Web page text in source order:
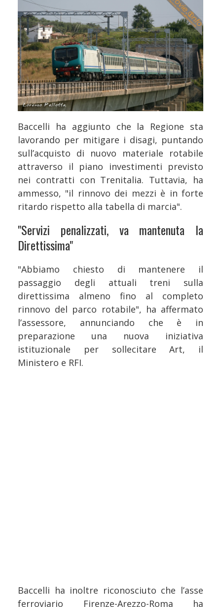
Baccelli ha aggiunto che la Regione sta
lavorando per mitigare i disagi, puntando
sull’acquisto di nuovo materiale rotabile
attraverso il piano investimenti previsto
nei contratti con Trenitalia. Tuttavia, ha
ammesso, "il rinnovo dei mezzi è in forte
ritardo rispetto alla tabella di marcia".
"Servizi penalizzati, va mantenuta la
Direttissima"
"Abbiamo chiesto di mantenere il
passaggio degli attuali treni sulla
direttissima almeno fino al completo
rinnovo del parco rotabile", ha affermato
l’assessore, annunciando che è in
preparazione una nuova iniziativa
istituzionale per sollecitare Art, il
Ministero e RFI.
Baccelli ha inoltre riconosciuto che l’asse
ferroviario Firenze-Arezzo-Roma ha